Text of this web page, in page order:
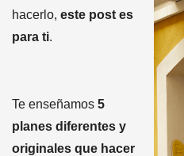
hacerlo, este post es
para ti.
Te enseñamos 5
planes diferentes y
originales que hacer